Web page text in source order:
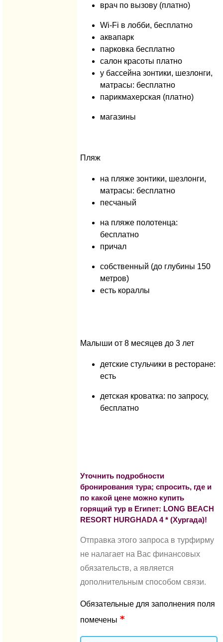
врач по вызову (платно)
Wi-Fi в лобби, бесплатно
аквапарк
парковка бесплатно
салон красоты платно
у бассейна зонтики, шезлонги,
матрасы: бесплатно
парикмахерская (платно)
магазины
Пляж
на пляже зонтики, шезлонги,
матрасы: бесплатно
песчаный
на пляже полотенца:
бесплатно
причал
собственный (до глубины 150
метров)
есть кораллы
Малыши от 8 месяцев до 3 лет
детские стульчики в ресторане:
есть
детская кроватка: по запросу,
бесплатно
Уточнить подробности
бронирования тура; спросить, где и
по какой цене можно купить
горящий тур в Египет: LONG BEACH
RESORT HURGHADA 4 * (Хургада)!
Отправка этого запроса в турфирму
не налагает на Вас финансовых
обязательств, а является
дополнительным способом связи.
Обязательные для заполнения поля
помечены